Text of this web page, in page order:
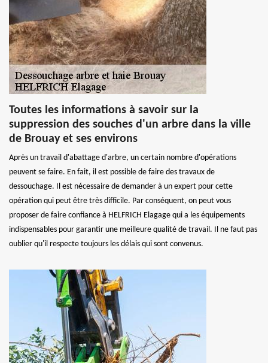
Toutes les informations à savoir sur la
suppression des souches d'un arbre dans la ville
de Brouay et ses environs
Après un travail d'abattage d'arbre, un certain nombre d'opérations
peuvent se faire. En fait, il est possible de faire des travaux de
dessouchage. Il est nécessaire de demander à un expert pour cette
opération qui peut être très difficile. Par conséquent, on peut vous
proposer de faire confiance à HELFRICH Elagage qui a les équipements
indispensables pour garantir une meilleure qualité de travail. Il ne faut pas
oublier qu'il respecte toujours les délais qui sont convenus.